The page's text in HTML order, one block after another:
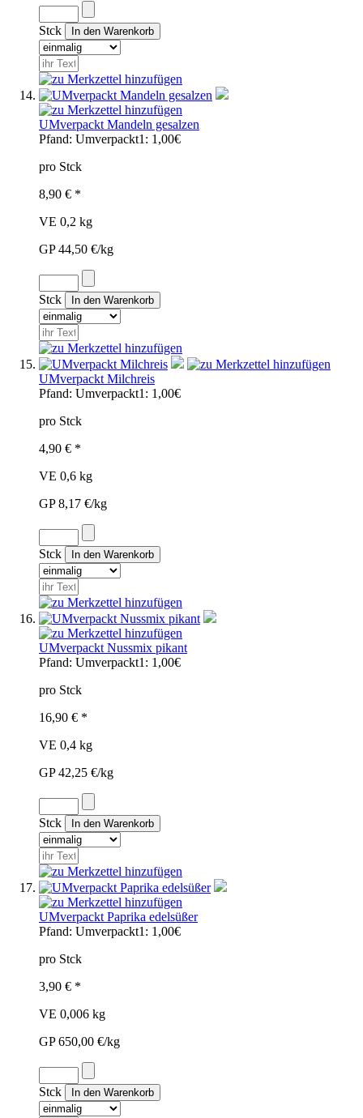
Stck
UMverpackt Mandeln gesalzen
Pfand: Umverpackt1: 1,00€
pro Stck
8,90 € *
VE 0,2 kg
GP 44,50 €/kg
Stck
UMverpackt Milchreis
Pfand: Umverpackt1: 1,00€
pro Stck
4,90 € *
VE 0,6 kg
GP 8,17 €/kg
Stck
UMverpackt Nussmix pikant
Pfand: Umverpackt1: 1,00€
pro Stck
16,90 € *
VE 0,4 kg
GP 42,25 €/kg
Stck
UMverpackt Paprika edelsüßer
Pfand: Umverpackt1: 1,00€
pro Stck
3,90 € *
VE 0,006 kg
GP 650,00 €/kg
Stck